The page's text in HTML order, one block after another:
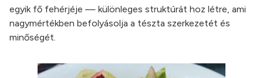
egyik fő fehérjéje — különleges struktúrát hoz létre, ami
nagymértékben befolyásolja a tészta szerkezetét és
minőségét.